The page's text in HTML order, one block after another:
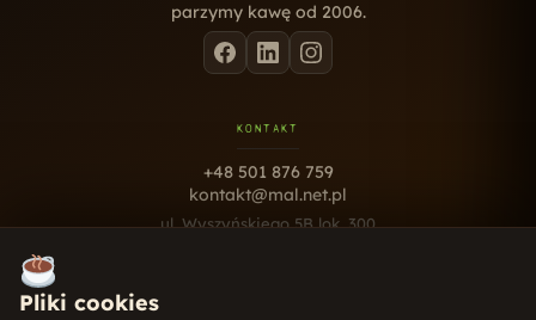
parzymy kawę od 2006.
KONTAKT
+48 501 876 759
kontakt@mal.net.pl
ul. Wyszyńskiego 5B lok. 300
Pliki cookies